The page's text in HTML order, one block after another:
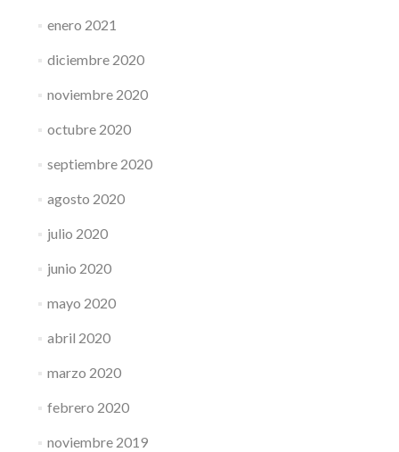
enero 2021
diciembre 2020
noviembre 2020
octubre 2020
septiembre 2020
agosto 2020
julio 2020
junio 2020
mayo 2020
abril 2020
marzo 2020
febrero 2020
noviembre 2019